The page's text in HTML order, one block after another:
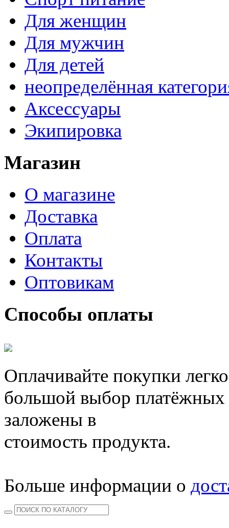
Для женщин
Для мужчин
Для детей
неопределённая
Аксессуары
Экипировка
Магазин
О магазине
Доставка
Оплата
Контакты
Оптовикам
Способы оплаты
Оплачивайте покупки
большой выбор
заложены в
стоимость продукта.
Больше информации о